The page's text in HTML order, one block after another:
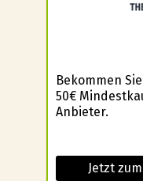
Bekommen
50€
Anbieter.
Jetzt